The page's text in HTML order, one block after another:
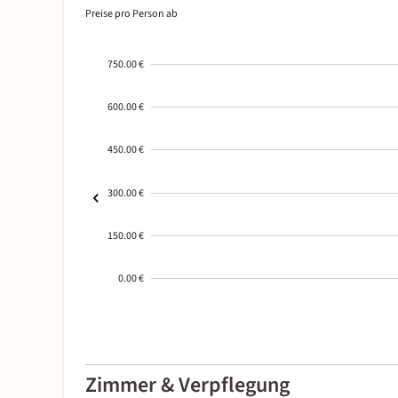
Preise pro Person ab
750.00 €
600.00 €
450.00 €
300.00 €
150.00 €
0.00 €
01-02
Zimmer & Verpflegung